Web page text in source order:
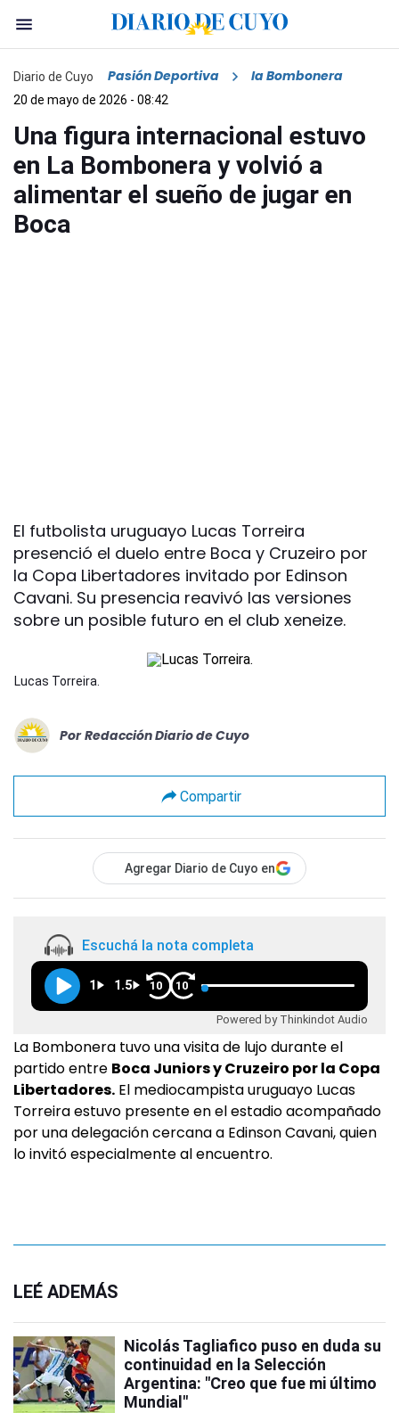
Diario de Cuyo Pasión Deportiva la Bombonera
20 de mayo de 2026 - 08:42
Una figura internacional estuvo
en La Bombonera y volvió a
alimentar el sueño de jugar en
Boca
El futbolista uruguayo Lucas Torreira
presenció el duelo entre Boca y Cruzeiro por
la Copa Libertadores invitado por Edinson
Cavani. Su presencia reavivó las versiones
sobre un posible futuro en el club xeneize.
Lucas Torreira.
Por Redacción Diario de Cuyo
Compartir
Agregar Diario de Cuyo en
Escuchá la nota completa
1 1.5 10 10
Powered by Thinkindot Audio
La Bombonera tuvo una visita de lujo durante el
partido entre Boca Juniors y Cruzeiro por la Copa
Libertadores. El mediocampista uruguayo Lucas
Torreira estuvo presente en el estadio acompañado
por una delegación cercana a Edinson Cavani, quien
lo invitó especialmente al encuentro.
LEÉ ADEMÁS
Nicolás Tagliafico puso en duda su
continuidad en la Selección
Argentina: "Creo que fue mi último
Mundial"